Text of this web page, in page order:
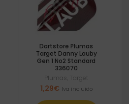
Dartstore Plumas
Target Danny Lauby
Gen 1 No2 Standard
336070
Plumas Target
1,29€ Iva incluido